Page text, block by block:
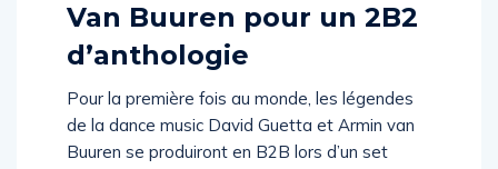
Van Buuren pour un 2B2
d’anthologie
Pour la première fois au monde, les légendes
de la dance music David Guetta et Armin van
Buuren se produiront en B2B lors d’un set